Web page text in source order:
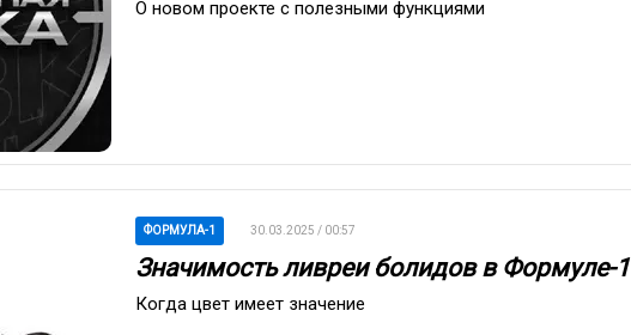
О новом проекте с полезными функциями
ФОРМУЛА-1 30.03.2025 / 00:57
Значимость ливреи болидов в Формуле-1
Когда цвет имеет значение